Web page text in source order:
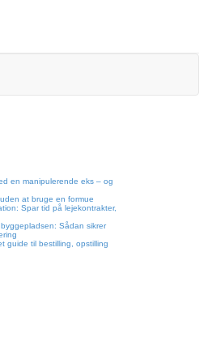
en manipulerende eks – og
at bruge en formue
Spar tid på lejekontrakter,
Sådan sikrer
guide til bestilling, opstilling